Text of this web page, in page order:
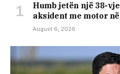
Humb jetën një 38-
aksident me motor
August 6, 2026